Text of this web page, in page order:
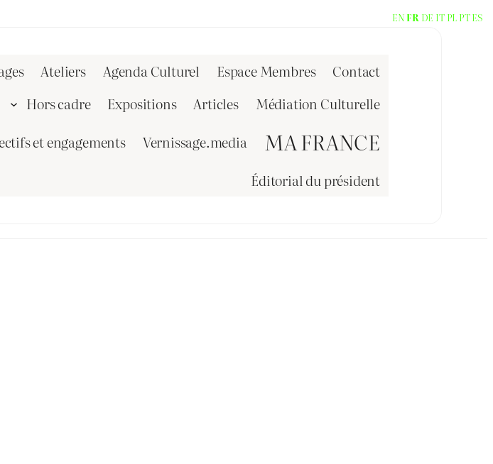
Ateliers Agenda Culturel Espace Membres
Contact
Hors cadre Expositions Articles
Médiation Culturelle
et engagements
Vernissage.media MA FRANCE
Éditorial du président
EN FR DE IT PL PTES